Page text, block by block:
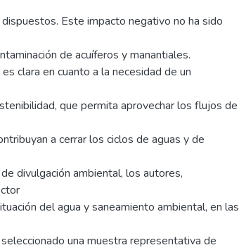
Este impacto negativo no ha sido
de acuíferos y manantiales.
clara en cuanto a la necesidad de un
que permita aprovechar los flujos de
a cerrar los ciclos de aguas y de
divulgación ambiental, los autores,
del agua y saneamiento ambiental, en las
una muestra representativa de